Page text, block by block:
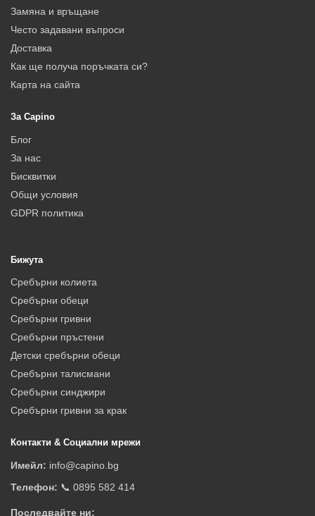
Замяна и връщане
Често задавани въпроси
Доставка
Как ще получа поръчката си?
Карта на сайта
За Capino
Блог
За нас
Бисквитки
Общи условия
GDPR политика
Бижута
Сребърни колиета
Сребърни обеци
Сребърни гривни
Сребърни пръстени
Детски сребърни обеци
Сребърни талисмани
Сребърни синджири
Сребърни гривни за крак
Контакти & Социални мрежи
Имейл: info@capino.bg
Телефон: 📞 0895 582 414
Последвайте ни: